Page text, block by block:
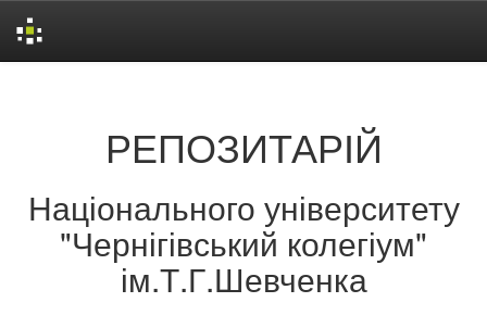
РЕПОЗИТАРІЙ
Національного університету
"Чернігівський колегіум"
ім.Т.Г.Шевченка